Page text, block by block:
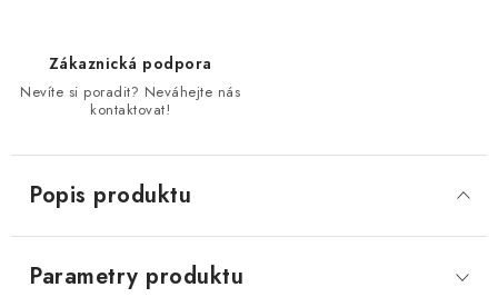
Zákaznická podpora
Nevíte si poradit? Neváhejte nás
kontaktovat!
Popis produktu
Parametry produktu